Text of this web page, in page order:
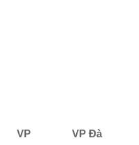
VP
VP Đà